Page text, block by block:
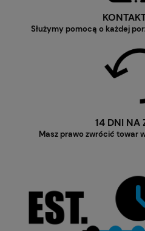
Służymy pomocą o każdej
14 DNI NA
Masz prawo zwrócić towar